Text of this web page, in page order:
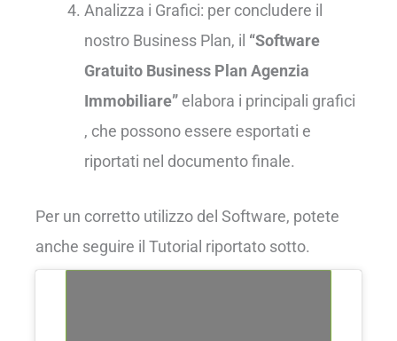
Analizza i Grafici: per concludere il
nostro Business Plan, il “Software
Gratuito Business Plan Agenzia
Immobiliare” elabora i principali grafici
, che possono essere esportati e
riportati nel documento finale.
Per un corretto utilizzo del Software, potete
anche seguire il Tutorial riportato sotto.